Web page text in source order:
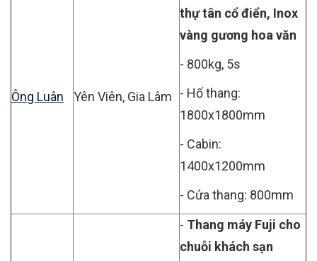
Ông Luân Yên Viên, Gia Lâm
thự tân cổ điển, Inox
vàng gương hoa văn
- 800kg, 5s
- Hố thang:
1800x1800mm
- Cabin:
1400x1200mm
- Cửa thang: 800mm
- Thang máy Fuji cho
chuỗi khách sạn